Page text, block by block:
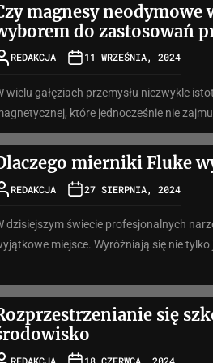
magnesy neodymowe
do zastosowań
REDAKCJA 11 WRZEŚNIA, 2024
wielu gałęziach przemysłu niezwykle
które jednocześnie nie
mierniki Fluke
REDAKCJA 27 SIERPNIA, 2024
dzisiejszym świecie profesjonalnych
miejsce. Wyróżniają się nie
się
REDAKCJA 18 CZERWCA, 2024